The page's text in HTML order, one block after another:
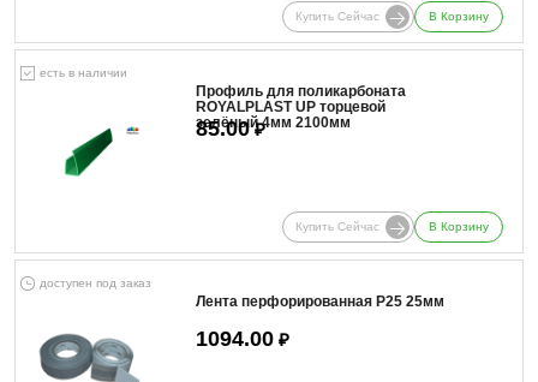
Купить Сейчас В Корзину
есть в наличии
Профиль для поликарбоната
ROYALPLAST UP торцевой
зелёный 4мм 2100мм
85.00₽
Купить Сейчас В Корзину
доступен под заказ
Лента перфорированная Р25 25мм
1094.00 ₽